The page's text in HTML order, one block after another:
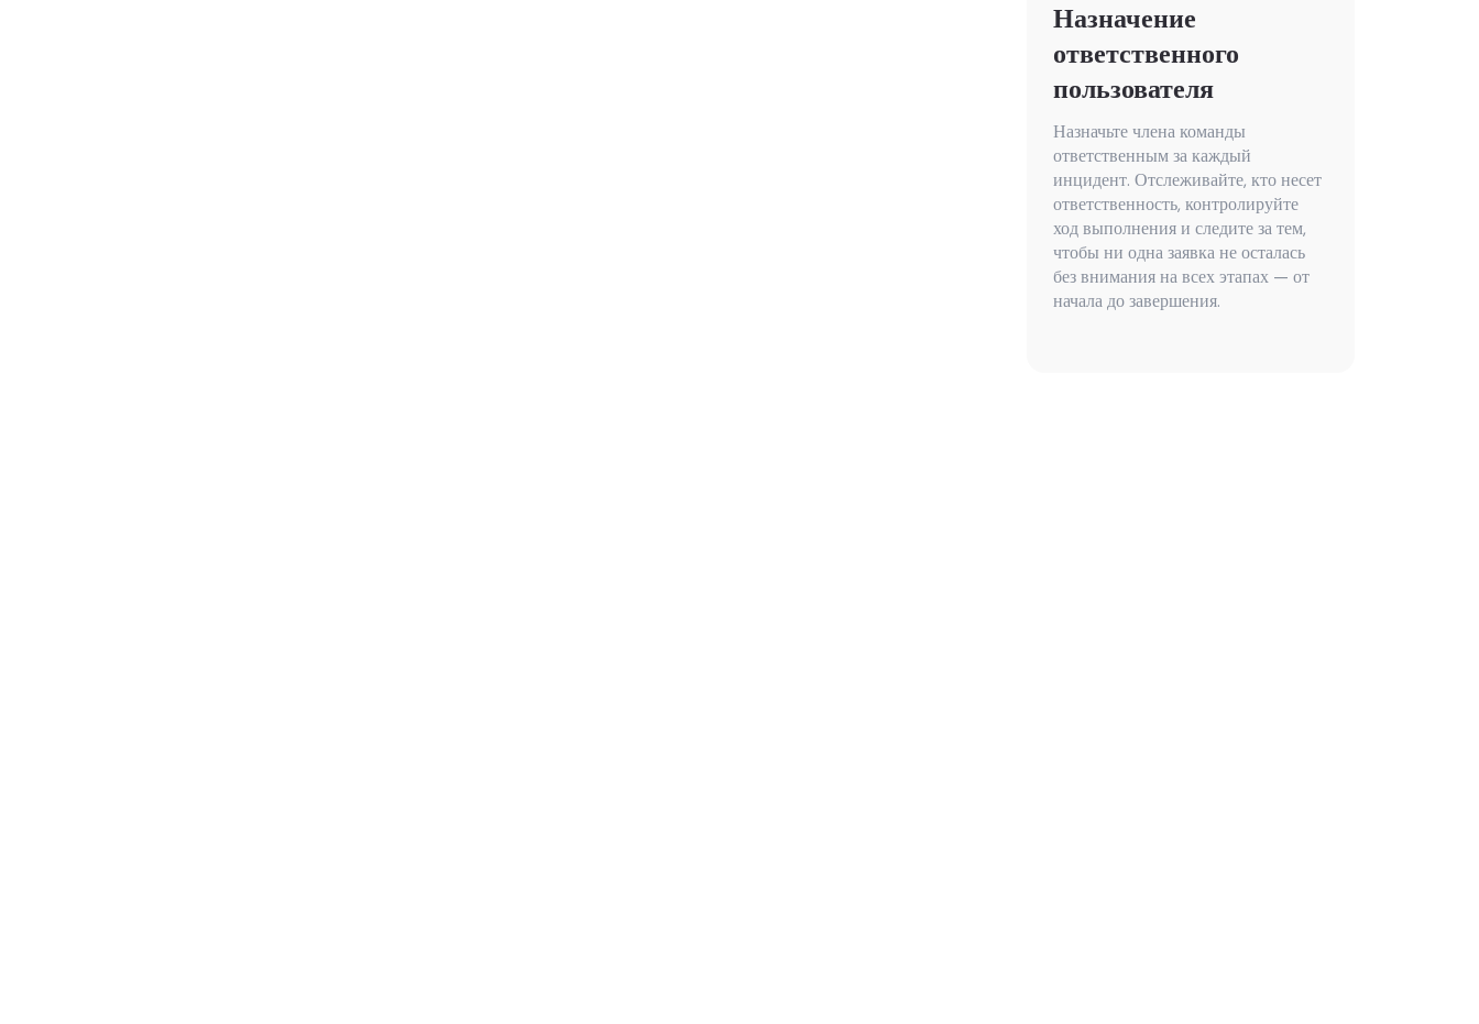
Назначение
ответственного
пользователя
Назначьте члена команды
ответственным за каждый
инцидент. Отслеживайте, кто несет
ответственность, контролируйте
ход выполнения и следите за тем,
чтобы ни одна заявка не осталась
без внимания на всех этапах — от
начала до завершения.